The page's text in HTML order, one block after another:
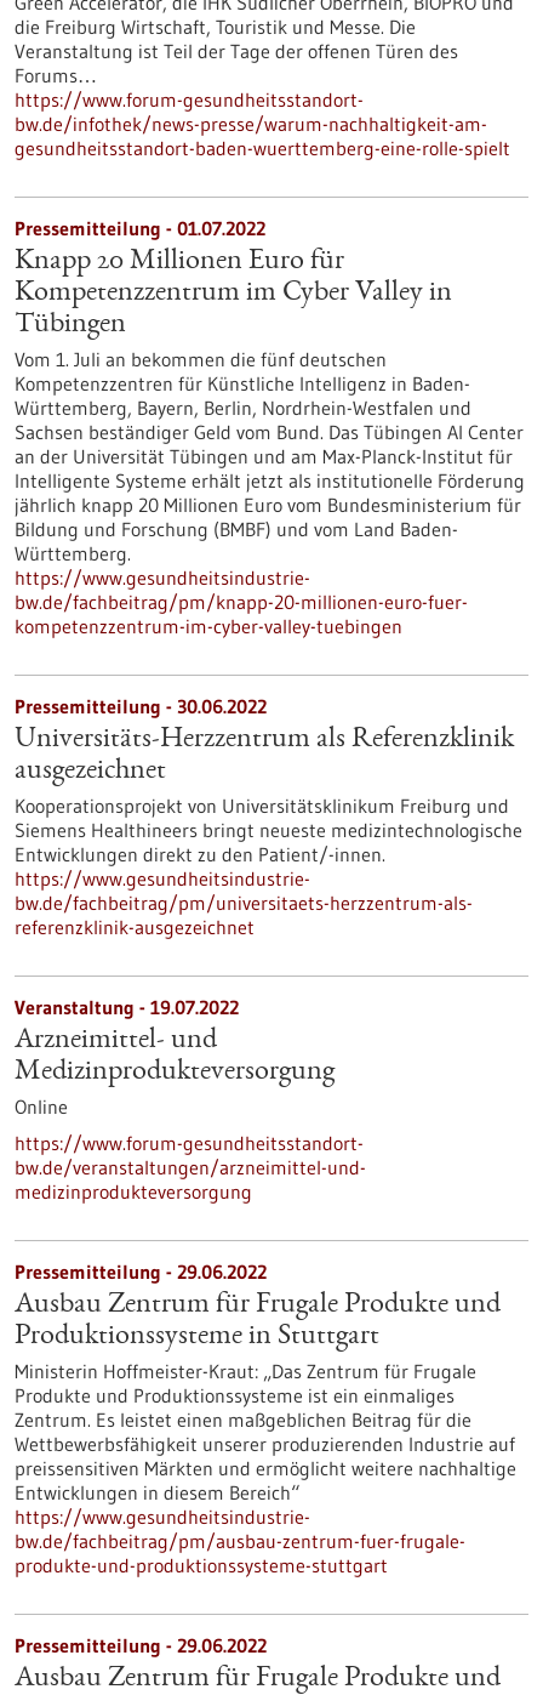
die Freiburg Wirtschaft, Touristik und Messe. Die
Veranstaltung ist Teil der Tage der offenen Türen des
Forums…
https://www.forum-gesundheitsstandort-
bw.de/infothek/news-presse/warum-nachhaltigkeit-am-
gesundheitsstandort-baden-wuerttemberg-eine-rolle-spielt
Pressemitteilung - 01.07.2022
Knapp 20 Millionen Euro für
Kompetenzzentrum im Cyber Valley in
Tübingen
Vom 1. Juli an bekommen die fünf deutschen
Kompetenzzentren für Künstliche Intelligenz in Baden-
Württemberg, Bayern, Berlin, Nordrhein-Westfalen und
Sachsen beständiger Geld vom Bund. Das Tübingen AI Center
an der Universität Tübingen und am Max-Planck-Institut für
Intelligente Systeme erhält jetzt als institutionelle Förderung
jährlich knapp 20 Millionen Euro vom Bundesministerium für
Bildung und Forschung (BMBF) und vom Land Baden-
Württemberg.
https://www.gesundheitsindustrie-
bw.de/fachbeitrag/pm/knapp-20-millionen-euro-fuer-
kompetenzzentrum-im-cyber-valley-tuebingen
Pressemitteilung - 30.06.2022
Universitäts-Herzzentrum als Referenzklinik
ausgezeichnet
Kooperationsprojekt von Universitätsklinikum Freiburg und
Siemens Healthineers bringt neueste medizintechnologische
Entwicklungen direkt zu den Patient/-innen.
https://www.gesundheitsindustrie-
bw.de/fachbeitrag/pm/universitaets-herzzentrum-als-
referenzklinik-ausgezeichnet
Veranstaltung - 19.07.2022
Arzneimittel- und
Medizinprodukteversorgung
Online
https://www.forum-gesundheitsstandort-
bw.de/veranstaltungen/arzneimittel-und-
medizinprodukteversorgung
Pressemitteilung - 29.06.2022
Ausbau Zentrum für Frugale Produkte und
Produktionssysteme in Stuttgart
Ministerin Hoffmeister-Kraut: „Das Zentrum für Frugale
Produkte und Produktionssysteme ist ein einmaliges
Zentrum. Es leistet einen maßgeblichen Beitrag für die
Wettbewerbsfähigkeit unserer produzierenden Industrie auf
preissensitiven Märkten und ermöglicht weitere nachhaltige
Entwicklungen in diesem Bereich“
https://www.gesundheitsindustrie-
bw.de/fachbeitrag/pm/ausbau-zentrum-fuer-frugale-
produkte-und-produktionssysteme-stuttgart
Pressemitteilung - 29.06.2022
Ausbau Zentrum für Frugale Produkte und